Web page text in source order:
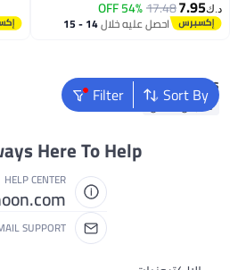
د.ك‏7.95
17.48
54% OFF
احصل عليه خلال 14 - 15
Sort By
FilterPopular Searches
ملابس اطفال
Here To Help
HELP CENTER
SUPPORT